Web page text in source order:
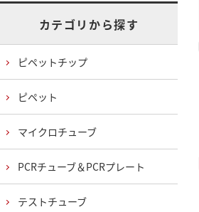
カテゴリから探す
ピペットチップ
ピペット
マイクロチューブ
PCRチューブ＆PCRプレート
テストチューブ